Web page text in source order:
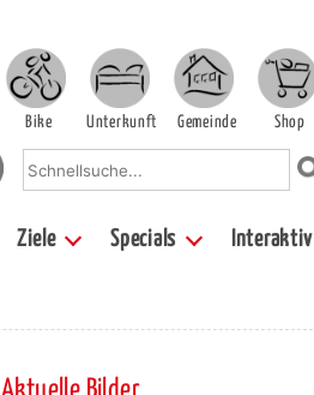
Bike Unterkunft Gemeinde Shop
Ziele Specials Interaktiv